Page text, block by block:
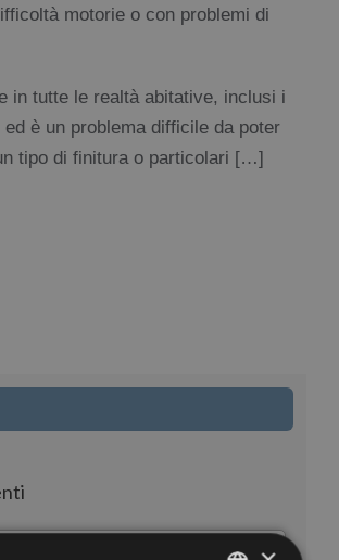
motorie o con problemi di
in tutte le realtà abitative, inclusi i
è un problema difficile da poter
tipo di finitura o particolari […]